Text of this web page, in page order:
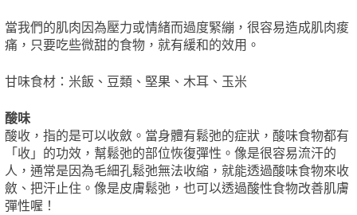
當我們的肌肉因為壓力或情緒而過度緊繃，很容易造成肌肉痠
痛，只要吃些微甜的食物，就有緩和的效用。
甘味食材：米飯、豆類、堅果、木耳、玉米
酸味
酸收，指的是可以收斂。當身體有鬆弛的症狀，酸味食物都有
「收」的功效，幫鬆弛的部位恢復彈性。像是很容易流汗的
人，通常是因為毛細孔鬆弛無法收縮，就能透過酸味食物來收
斂、把汗止住。像是皮膚鬆弛，也可以透過酸性食物改善肌膚
彈性喔！